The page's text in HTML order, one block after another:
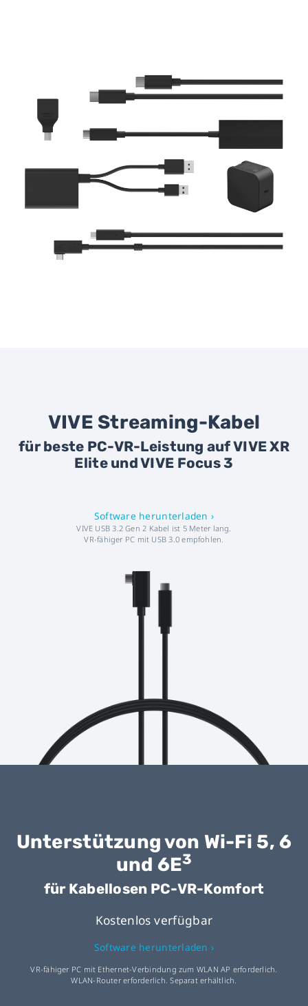
VIVE Streaming-Kabel
für beste PC-VR-Leistung auf VIVE XR
Elite und VIVE Focus 3
Software herunterladen ›
VIVE USB 3.2 Gen 2 Kabel ist 5 Meter lang.
VR-fähiger PC mit USB 3.0 empfohlen.
Unterstützung von Wi-Fi 5, 6
und 6E3
für Kabellosen PC-VR-Komfort
Kostenlos verfügbar
Software herunterladen ›
VR-fähiger PC mit Ethernet-Verbindung zum WLAN AP erforderlich.
WLAN-Router erforderlich. Separat erhältlich.